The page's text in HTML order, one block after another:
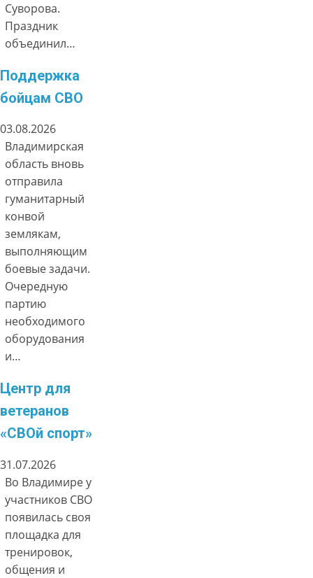
Суворова.
Праздник
объединил…
Поддержка
бойцам СВО
03.08.2026
Владимирская
область вновь
отправила
гуманитарный
конвой
землякам,
выполняющим
боевые задачи.
Очередную
партию
необходимого
оборудования
и…
Центр для
ветеранов
«СВОй спорт»
31.07.2026
Во Владимире у
участников СВО
появилась своя
площадка для
тренировок,
общения и